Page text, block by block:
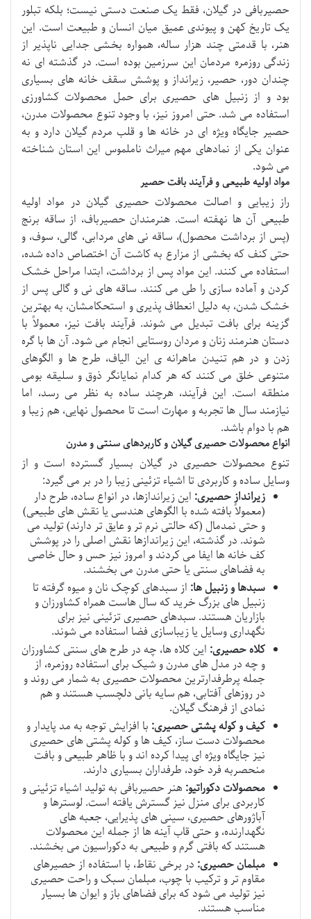
حصیربافی در گیلان، فقط یک صنعت دستی نیست؛ بلکه تبلور
یک تاریخ کهن و پیوندی عمیق میان انسان و طبیعت است. این
هنر، با قدمتی چند هزار ساله، همواره بخشی جدایی ناپذیر از
زندگی روزمره مردمان این سرزمین بوده است. در گذشته ای نه
چندان دور، حصیر، زیرانداز و پوشش سقف خانه های بسیاری
بود و از زنبیل های حصیری برای حمل محصولات کشاورزی
استفاده می شد. حتی امروز نیز، با وجود تنوع محصولات مدرن،
حصیر جایگاه ویژه ای در خانه ها و قلب مردم گیلان دارد و به
عنوان یکی از نمادهای مهم میراث ناملموس این استان شناخته
می شود.
مواد اولیه طبیعی و فرآیند بافت حصیر
راز زیبایی و اصالت محصولات حصیری گیلان در مواد اولیه
طبیعی آن ها نهفته است. هنرمندان حصیرباف، از ساقه برنج
(پس از برداشت محصول)، ساقه نی های مردابی، گالی، سوف، و
حتی کنف که بخشی از مزارع به کاشت آن اختصاص داده شده،
استفاده می کنند. این مواد پس از برداشت، ابتدا مراحل خشک
کردن و آماده سازی را طی می کنند. ساقه های نی و گالی پس از
خشک شدن، به دلیل انعطاف پذیری و استحکامشان، به بهترین
گزینه برای بافت تبدیل می شوند. فرآیند بافت نیز، معمولاً با
دستان هنرمند زنان و مردان روستایی انجام می شود. آن ها با گره
زدن و در هم تنیدن ماهرانه ی این الیاف، طرح ها و الگوهای
متنوعی خلق می کنند که هر کدام نمایانگر ذوق و سلیقه بومی
منطقه است. این فرآیند، هرچند ساده به نظر می رسد، اما
نیازمند سال ها تجربه و مهارت است تا محصول نهایی، هم زیبا و
هم با دوام باشد.
انواع محصولات حصیری گیلان و کاربردهای سنتی و مدرن
تنوع محصولات حصیری در گیلان بسیار گسترده است و از
وسایل ساده و کاربردی تا اشیاء تزئینی زیبا را در بر می گیرد:
زیرانداز حصیری: این زیراندازها، در انواع ساده، طرح دار
(معمولاً بافته شده با الگوهای هندسی یا نقش های طبیعی)
و حتی نمدمال (که حالتی نرم تر و عایق تر دارند) تولید می
شوند. در گذشته، این زیراندازها نقش اصلی را در پوشش
کف خانه ها ایفا می کردند و امروز نیز حس و حال خاصی
به فضاهای سنتی یا حتی مدرن می بخشند.
سبدها و زنبیل ها: از سبدهای کوچک نان و میوه گرفته تا
زنبیل های بزرگ خرید که سال هاست همراه کشاورزان و
بازاریان هستند. سبدهای حصیری تزئینی نیز برای
نگهداری وسایل یا زیباسازی فضا استفاده می شوند.
کلاه حصیری: این کلاه ها، چه در طرح های سنتی کشاورزان
و چه در مدل های مدرن و شیک برای استفاده روزمره، از
جمله پرطرفدارترین محصولات حصیری به شمار می روند و
در روزهای آفتابی، هم سایه بانی دلچسب هستند و هم
نمادی از فرهنگ گیلان.
کیف و کوله پشتی حصیری: با افزایش توجه به مد پایدار و
محصولات دست ساز، کیف ها و کوله پشتی های حصیری
نیز جایگاه ویژه ای پیدا کرده اند و با ظاهر طبیعی و بافت
منحصربه فرد خود، طرفداران بسیاری دارند.
محصولات دکوراتیو: هنر حصیربافی به تولید اشیاء تزئینی و
کاربردی برای منزل نیز گسترش یافته است. لوسترها و
آباژورهای حصیری، سینی های پذیرایی، جعبه های
نگهدارنده، و حتی قاب آینه ها از جمله این محصولات
هستند که بافتی گرم و طبیعی به دکوراسیون می بخشند.
مبلمان حصیری: در برخی نقاط، با استفاده از حصیرهای
مقاوم تر و ترکیب با چوب، مبلمان سبک و راحت حصیری
نیز تولید می شود که برای فضاهای باز و ایوان ها بسیار
مناسب هستند.